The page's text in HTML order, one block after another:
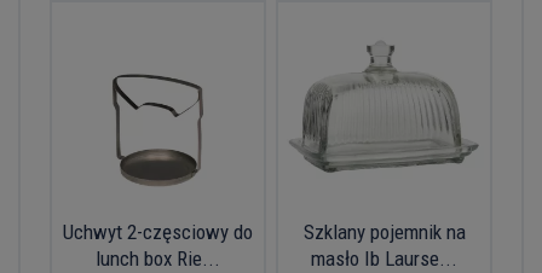
Uchwyt 2-częsciowy do
lunch box Rie...
Szklany pojemnik na
masło Ib Laurse...